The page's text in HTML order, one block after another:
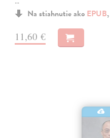
Na stiahnutie ako EPUB,
11,60 €